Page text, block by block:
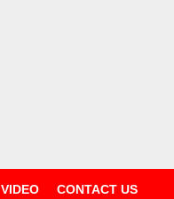
VIDEO CONTACT US